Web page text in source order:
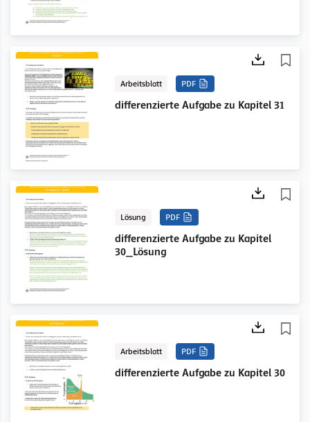
Arbeitsblatt PDF
differenzierte Aufgabe zu Kapitel 31
Lösung PDF
differenzierte Aufgabe zu Kapitel
30_Lösung
Arbeitsblatt PDF
differenzierte Aufgabe zu Kapitel 30